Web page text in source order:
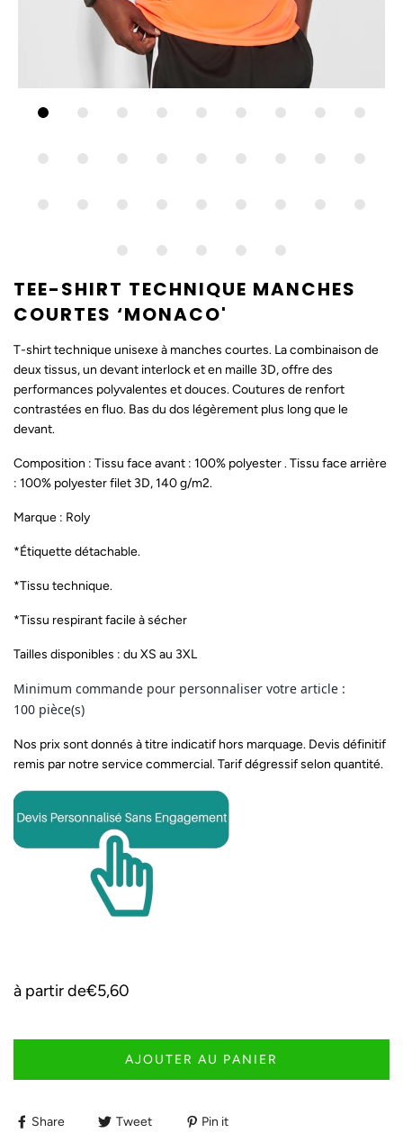
TEE-SHIRT TECHNIQUE MANCHES
COURTES ‘MONACO'
T-shirt technique unisexe à manches courtes. La combinaison de
deux tissus, un devant interlock et en maille 3D, offre des
performances polyvalentes et douces. Coutures de renfort
contrastées en fluo. Bas du dos légèrement plus long que le
devant.
Composition : Tissu face avant : 100% polyester . Tissu face arrière
: 100% polyester filet 3D, 140 g/m2.
Marque : Roly
*Étiquette détachable.
*Tissu technique.
*Tissu respirant facile à sécher
Tailles disponibles : du XS au 3XL
Minimum commande pour personnaliser votre article :
100 pièce(s)
Nos prix sont donnés à titre indicatif hors marquage. Devis définitif
remis par notre service commercial. Tarif dégressif selon quantité.
à partir de€5,60
AJOUTER AU PANIER
Share Tweet Pin it